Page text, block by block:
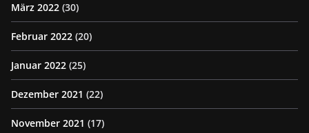
März 2022 (30)
Februar 2022 (20)
Januar 2022 (25)
Dezember 2021 (22)
November 2021 (17)